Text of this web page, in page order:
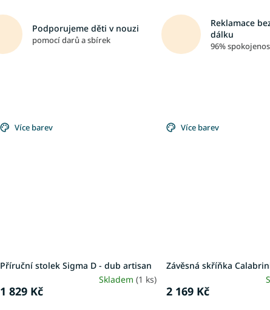
Podporujeme děti v nouzi
pomocí darů a sbírek
Reklamace
dálku
96%
Více barev
Příruční stolek Sigma D - dub artisan
Skladem (1 ks)
1 829 Kč
Více barev
Závěsná skříňka
2 169 Kč